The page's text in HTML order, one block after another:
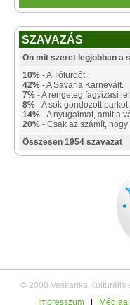
SZAVAZÁS
Ön mit szeret legjobban a
10% - A Tófürdőt.
42% - A Savaria Karnevált.
7% - A rengeteg fagyizási
8% - A sok gondozott parkot.
14% - A nyugalmat, amit a
20% - Csak az számít,
Összesen 1954 szavazat
© 2008 Vaskarika Kulturális
Impresszum